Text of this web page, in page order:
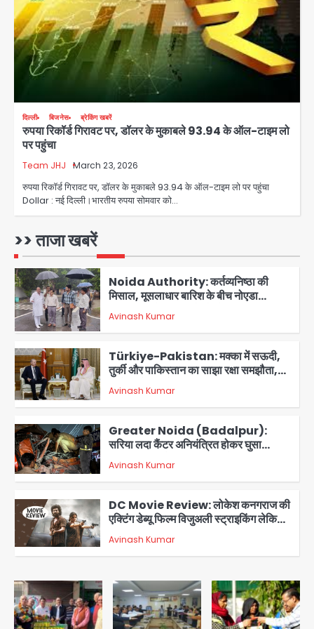
दिल्ली बिजनेस ब्रेकिंग खबरें
रुपया रिकॉर्ड गिरावट पर, डॉलर के मुकाबले 93.94 के ऑल-टाइम लो
पर पहुंचा
Team JHJ March 23, 2026
रुपया रिकॉर्ड गिरावट पर, डॉलर के मुकाबले 93.94 के ऑल-टाइम लो पर पहुंचा
Dollar : नई दिल्ली।भारतीय रुपया सोमवार को…
>> ताजा खबरें
3
जानें इसके मायने
Avinash Kumar
4
Greater Noida (Badalpur):
सरिया लदा कैंटर अनियंत्रित होकर घुसा
किराना दुकान में , ड्राइवर की मौत
Avinash Kumar
DC Movie Review: लोकेश कनगराज की
स्क्रीनप्ले में कमजोर, लेकिन कहानी अधूरी रह
गई, 3 स्टार रेटिंग
Avinash Kumar
1
Felix Hospital Noida: फेलिक्स
2
Noida Authority: कर्तव्यनिष्ठा की
मिसाल, मूसलाधार बारिश के बीच नोएडा
प्राधिकरण ने संभाला मोर्चा, सेक्टर 105
आरडब्ल्यूए ने जताया आभार
Avinash Kumar
3
Türkiye-Pakistan: मक्का में सऊदी,
तुर्की और पाकिस्तान का साझा रक्षा समझौता,
जानें इसके मायने
Avinash Kumar
4
Greater Noida (Badalpur):
सरिया लदा कैंटर अनियंत्रित होकर घुसा
किराना दुकान में , ड्राइवर की मौत
Avinash Kumar
5
DC Movie Review: लोकेश कनगराज की
एक्टिंग डेब्यू फिल्म विजुअली स्ट्राइकिंग लेकिन
स्क्रीनप्ले में कमजोर, लेकिन कहानी अधूरी रह
गई, 3 स्टार रेटिंग
Avinash Kumar
1
Felix Hospital Noida: फेलिक्स
हॉस्पिटल और नोएडा लोक मंच की पहल, अब
सिर्फ 30 रुपये में मिलेगी 24 घंटे ऑनलाइन
डॉक्टर परामर्श सुविधा
Avinash Kumar